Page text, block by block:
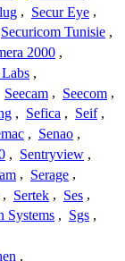
, Secur Eye ,
Securicom Tunisie ,
2000 ,
,
Seecam , Seecom ,
, Sefica , Seif ,
, Senao ,
, Sentryview ,
, Serage ,
, Sertek , Ses ,
Systems , Sgs ,
,